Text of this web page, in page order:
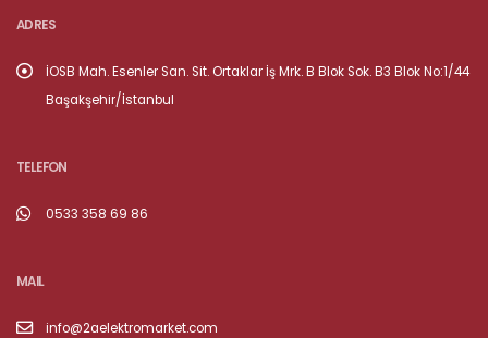
ADRES
İOSB Mah. Esenler San. Sit. Ortaklar İş Mrk. B Blok Sok. B3 Blok No:1/44
Başakşehir/İstanbul
TELEFON
0533 358 69 86
MAIL
info@2aelektromarket.com